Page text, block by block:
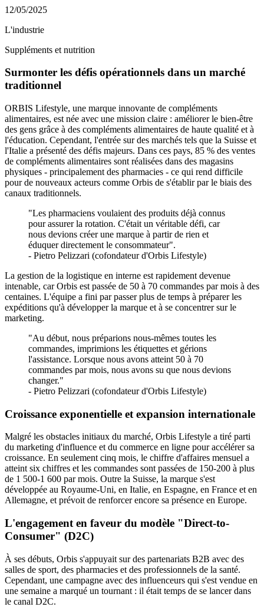
12/05/2025
L'industrie
Suppléments et nutrition
Surmonter les défis opérationnels dans un marché
traditionnel
ORBIS Lifestyle, une marque innovante de compléments
alimentaires, est née avec une mission claire : améliorer le bien-être
des gens grâce à des compléments alimentaires de haute qualité et à
l'éducation. Cependant, l'entrée sur des marchés tels que la Suisse et
l'Italie a présenté des défis majeurs. Dans ces pays, 85 % des ventes
de compléments alimentaires sont réalisées dans des magasins
physiques - principalement des pharmacies - ce qui rend difficile
pour de nouveaux acteurs comme Orbis de s'établir par le biais des
canaux traditionnels.
"Les pharmaciens voulaient des produits déjà connus
pour assurer la rotation. C'était un véritable défi, car
nous devions créer une marque à partir de rien et
éduquer directement le consommateur".
- Pietro Pelizzari (cofondateur d'Orbis Lifestyle)
La gestion de la logistique en interne est rapidement devenue
intenable, car Orbis est passée de 50 à 70 commandes par mois à des
centaines. L'équipe a fini par passer plus de temps à préparer les
expéditions qu'à développer la marque et à se concentrer sur le
marketing.
"Au début, nous préparions nous-mêmes toutes les
commandes, imprimions les étiquettes et gérions
l'assistance. Lorsque nous avons atteint 50 à 70
commandes par mois, nous avons su que nous devions
changer."
- Pietro Pelizzari (cofondateur d'Orbis Lifestyle)
Croissance exponentielle et expansion internationale
Malgré les obstacles initiaux du marché, Orbis Lifestyle a tiré parti
du marketing d'influence et du commerce en ligne pour accélérer sa
croissance. En seulement cinq mois, le chiffre d'affaires mensuel a
atteint six chiffres et les commandes sont passées de 150-200 à plus
de 1 500-1 600 par mois. Outre la Suisse, la marque s'est
développée au Royaume-Uni, en Italie, en Espagne, en France et en
Allemagne, et prévoit de renforcer encore sa présence en Europe.
L'engagement en faveur du modèle "Direct-to-
Consumer" (D2C)
À ses débuts, Orbis s'appuyait sur des partenariats B2B avec des
salles de sport, des pharmacies et des professionnels de la santé.
Cependant, une campagne avec des influenceurs qui s'est vendue en
une semaine a marqué un tournant : il était temps de se lancer dans
le canal D2C.